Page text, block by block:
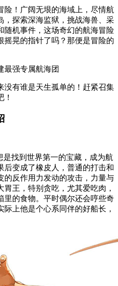
险！广阔无垠的海域上，尽情航
，探索深海监狱，挑战海兽、采
随机事件，这场奇幻的航海冒险
摇晃的指针了吗？那便是冒险的
强专属航海团
没有谁是天生孤单的！赶紧召集
是找到世界第一的宝藏，成为航
后变成了橡皮人，普通的打击和
的反作用力发动的攻击，力量与
王，特别贪吃，尤其爱吃肉，
里的食物。平时偶尔还会哼些奇
上他是个心系同伴的好船长，